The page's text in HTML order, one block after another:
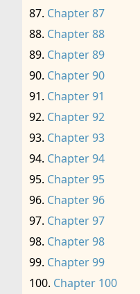
Chapter 87
Chapter 88
Chapter 89
Chapter 90
Chapter 91
Chapter 92
Chapter 93
Chapter 94
Chapter 95
Chapter 96
Chapter 97
Chapter 98
Chapter 99
Chapter 100